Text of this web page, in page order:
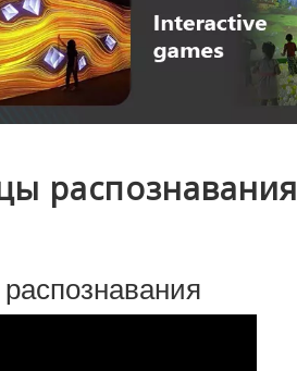
распознавания